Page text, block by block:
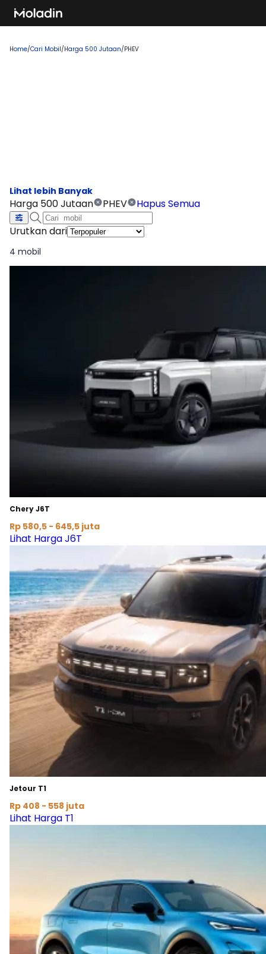
Home/Cari Mobil/Harga 500 Jutaan/PHEV
Harga 500 Jutaan PHEV
Hapus Semua
Urutkan dari
4 mobil
Chery J6T
Rp 580,5 - 645,5 juta
Lihat Harga J6T
Jetour T1
Rp 408 - 558 juta
Lihat Harga T1